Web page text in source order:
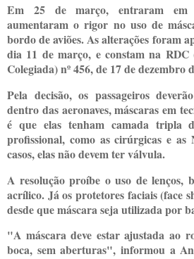
Em 25 de março, entraram
aumentaram o rigor no uso de
bordo de aviões. As alterações foram
dia 11 de março, e constam na RDC
Colegiada) nº 456, de 17 de dezembro
Pela decisão, os passageiros
dentro das aeronaves, máscaras em
é que elas tenham camada tripla
profissional, como as cirúrgicas e as
casos, elas não devem ter válvula.
A resolução proíbe o uso de lenços,
acrílico. Já os protetores faciais (face
desde que máscara seja utilizada por
"A máscara deve estar ajustada ao
boca, sem aberturas", informou a